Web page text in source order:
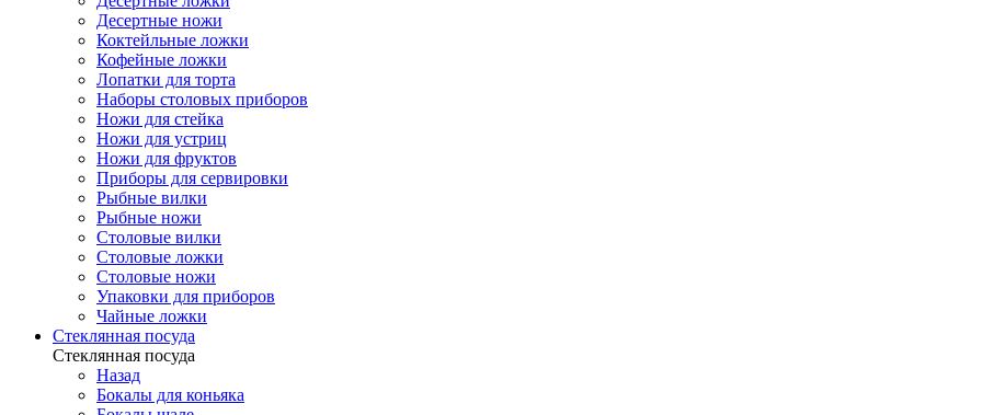
Десертные ножи
Коктейльные ложки
Кофейные ложки
Лопатки для торта
Наборы столовых приборов
Ножи для стейка
Ножи для устриц
Ножи для фруктов
Приборы для сервировки
Рыбные вилки
Рыбные ножи
Столовые вилки
Столовые ложки
Столовые ножи
Упаковки для приборов
Чайные ложки
Стеклянная посуда
Стеклянная посуда
Назад
Бокалы для коньяка